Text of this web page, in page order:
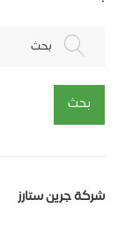
بحث
بحث
شركة جرين ستارز